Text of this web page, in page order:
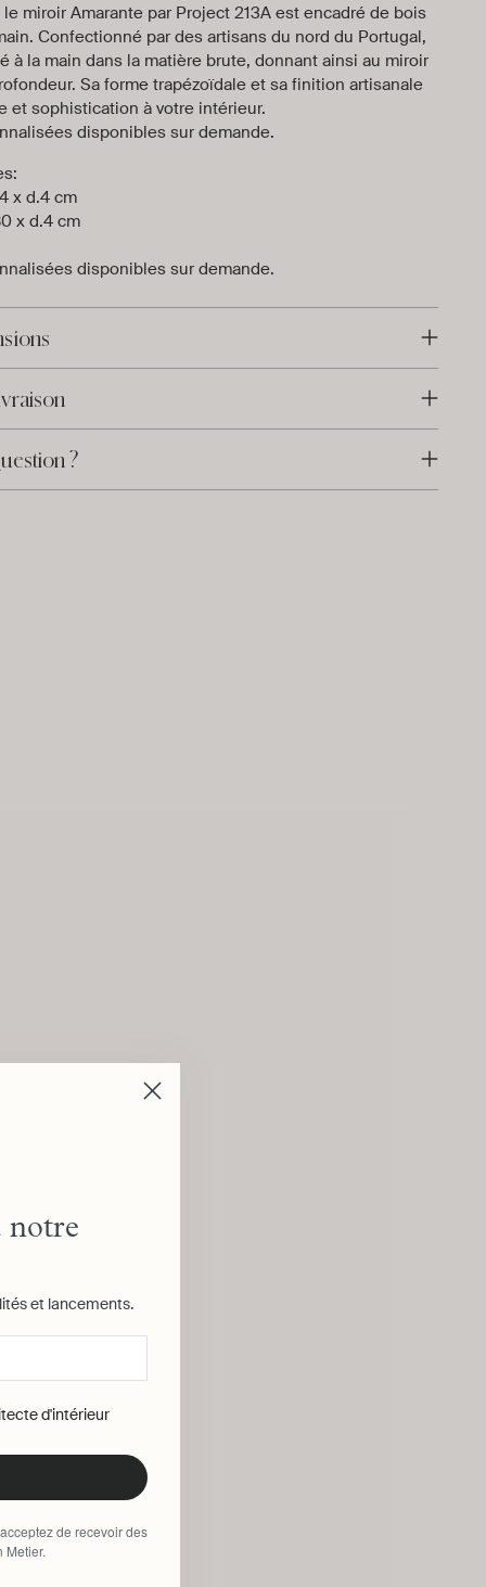
miroir Amarante par Project 213A est encadré de bois
Confectionné par des artisans du nord du Portugal,
à la main dans la matière brute, donnant ainsi au miroir
Sa forme trapézoïdale et sa finition artisanale
et sophistication à votre intérieur.
disponibles sur demande.
x d.4 cm
x d.4 cm
disponibles sur demande.
?
notre
et lancements.
d'intérieur
de recevoir des
Metier.